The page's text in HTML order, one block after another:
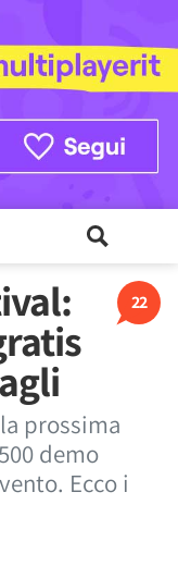
22
prossima
demo
Ecco i